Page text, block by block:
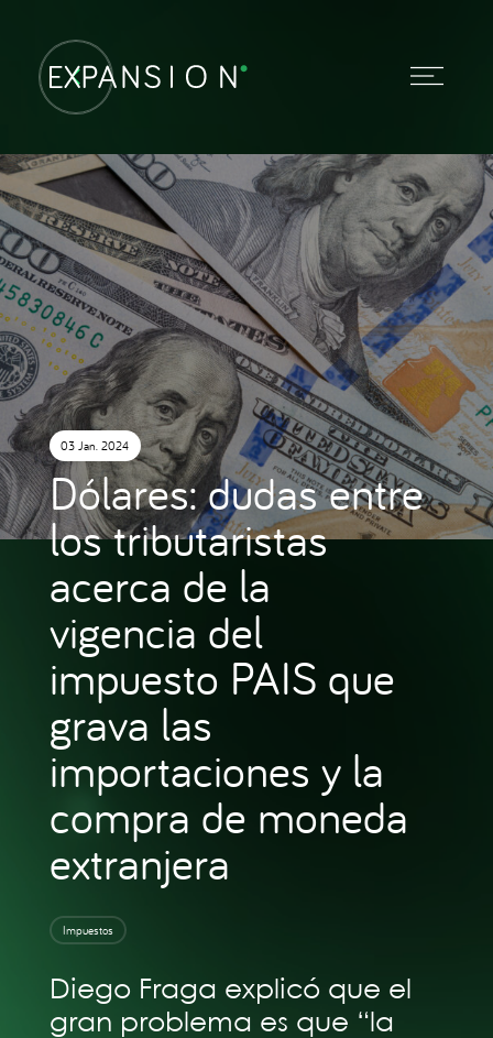
03 Jan. 2024
Dólares: dudas entre
los tributaristas
acerca de la
vigencia del
impuesto PAIS que
grava las
importaciones y la
compra de moneda
extranjera
Impuestos
Diego Fraga explicó que el
gran problema es que “la